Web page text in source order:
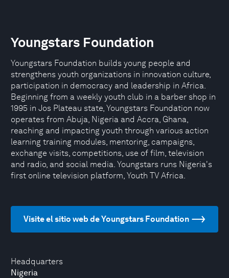
Headquarters
Nigeria
Youngstars Foundation
Youngstars Foundation builds young people and
strengthens youth organizations in innovation culture,
participation in democracy and leadership in Africa.
Beginning from a weekly youth club in a barber shop in
1995 in Jos Plateau state, Youngstars Foundation now
operates from Abuja, Nigeria and Accra, Ghana,
reaching and impacting youth through various action
learning training modules, mentoring, campaigns,
exchange visits, competitions, use of film, television
and radio, and social media. Youngstars runs Nigeria's
first online television platform, Youth TV Africa.
Visite el sitio web de Youngstars Foundation